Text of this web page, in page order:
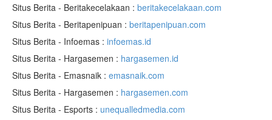
Situs Berita - Beritakecelakaan : beritakecelakaan.com
Situs Berita - Beritapenipuan : beritapenipuan.com
Situs Berita - Infoemas : infoemas.id
Situs Berita - Hargasemen : hargasemen.id
Situs Berita - Emasnaik : emasnaik.com
Situs Berita - Hargasemen : hargasemen.com
Situs Berita - Esports : unequalledmedia.com